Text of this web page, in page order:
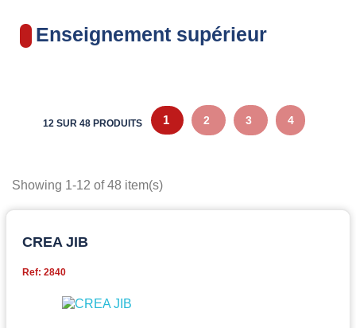
Enseignement supérieur
12 SUR 48 PRODUITS 1 2 3 4
Showing 1-12 of 48 item(s)
CREA JIB
Ref: 2840